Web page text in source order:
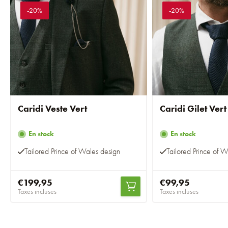
-20%
Caridi Veste Vert
En stock
Tailored Prince of Wales design
€199,95
Taxes incluses
-20%
Caridi Gilet Vert
En stock
Tailored Prince of
€99,95
Taxes incluses